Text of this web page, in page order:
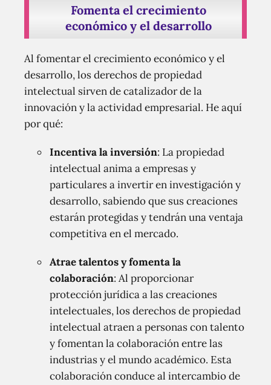
Fomenta el crecimiento
económico y el desarrollo
Al fomentar el crecimiento económico y el
desarrollo, los derechos de propiedad
intelectual sirven de catalizador de la
innovación y la actividad empresarial. He aquí
por qué:
Incentiva la inversión: La propiedad
intelectual anima a empresas y
particulares a invertir en investigación y
desarrollo, sabiendo que sus creaciones
estarán protegidas y tendrán una ventaja
competitiva en el mercado.
Atrae talentos y fomenta la
colaboración: Al proporcionar
protección jurídica a las creaciones
intelectuales, los derechos de propiedad
intelectual atraen a personas con talento
y fomentan la colaboración entre las
industrias y el mundo académico. Esta
colaboración conduce al intercambio de